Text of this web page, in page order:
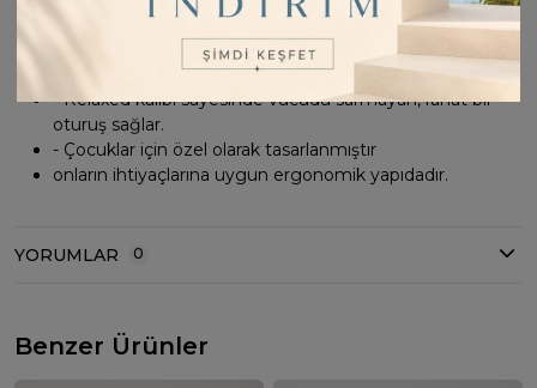
- Pamuklu materyali cildi tahriş etmeden yumuşak bir
dokunuş hissi verir.
- Relaxed kalıbı sayesinde vücudu sarmayan, rahat bir
oturuş sağlar.
- Çocuklar için özel olarak tasarlanmıştır
onların ihtiyaçlarına uygun ergonomik yapıdadır.
YORUMLAR 0
Benzer Ürünler